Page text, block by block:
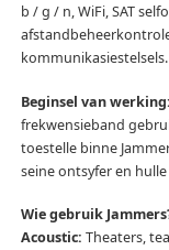
b / g / n, WiFi, SAT
kommunikasiestelsels.
Beginsel van werking:
frekwensieband
toestelle binne
seine ontsyfer en
Wie gebruik
Acoustic: Theaters,